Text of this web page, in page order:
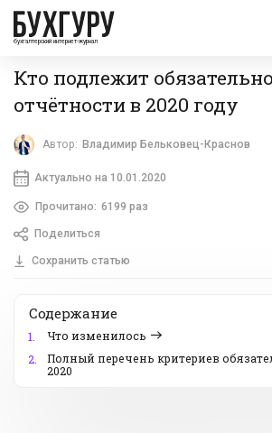
бухгалтерский интернет-журнал
Кто подлежит
отчётности в 2020 году
Автор: Владимир Бельковец-Краснов
Актуально на 10.01.2020
Прочитано: 6199 раз
Поделиться
Сохранить статью
Содержание
1.
Что изменилось
2.
Полный перечень критериев
2020